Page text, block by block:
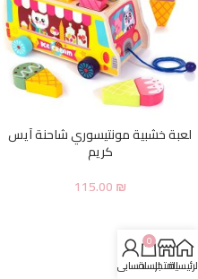
لعبة خشبية مونتيسوري شاحنة آيس
كريم
115.00₪
المتجر
0
السلةحسابي